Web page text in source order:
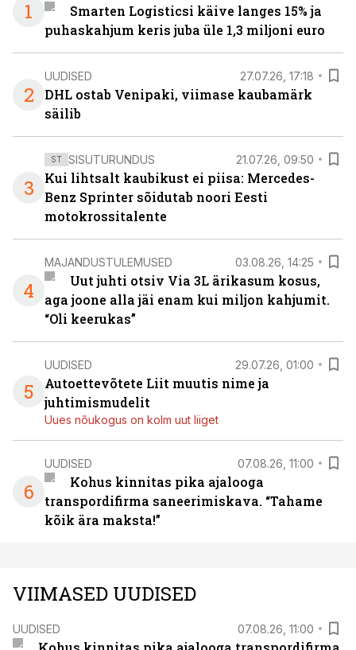
1
Smarten Logisticsi käive langes 15% ja
puhaskahjum keris juba üle 1,3 miljoni euro
2
UUDISED 27.07.26, 17:18
DHL ostab Venipaki, viimase kaubamärk
säilib
3
ST SISUTURUNDUS 21.07.26, 09:50
Kui lihtsalt kaubikust ei piisa: Mercedes-
Benz Sprinter sõidutab noori Eesti
motokrossitalente
4
MAJANDUSTULEMUSED 03.08.26, 14:25
Uut juhti otsiv Via 3L ärikasum kosus,
aga joone alla jäi enam kui miljon kahjumit.
“Oli keerukas”
5
UUDISED 29.07.26, 01:00
Autoettevõtete Liit muutis nime ja
juhtimismudelit
Uues nõukogus on kolm uut liiget
6
UUDISED 07.08.26, 11:00
Kohus kinnitas pika ajalooga
transpordifirma saneerimiskava. “Tahame
kõik ära maksta!”
VIIMASED UUDISED
UUDISED 07.08.26, 11:00